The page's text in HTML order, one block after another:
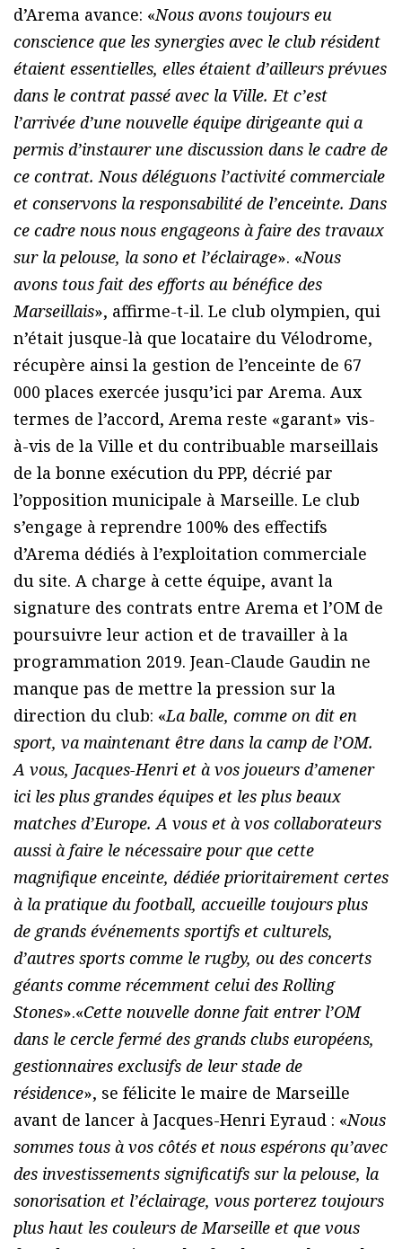
d’Arema avance: «Nous avons toujours eu
conscience que les synergies avec le club résident
étaient essentielles, elles étaient d’ailleurs prévues
dans le contrat passé avec la Ville. Et c’est
l’arrivée d’une nouvelle équipe dirigeante qui a
permis d’instaurer une discussion dans le cadre de
ce contrat. Nous déléguons l’activité commerciale
et conservons la responsabilité de l’enceinte. Dans
ce cadre nous nous engageons à faire des travaux
sur la pelouse, la sono et l’éclairage». «Nous
avons tous fait des efforts au bénéfice des
Marseillais», affirme-t-il. Le club olympien, qui
n’était jusque-là que locataire du Vélodrome,
récupère ainsi la gestion de l’enceinte de 67
000 places exercée jusqu’ici par Arema. Aux
termes de l’accord, Arema reste «garant» vis-
à-vis de la Ville et du contribuable marseillais
de la bonne exécution du PPP, décrié par
l’opposition municipale à Marseille. Le club
s’engage à reprendre 100% des effectifs
d’Arema dédiés à l’exploitation commerciale
du site. A charge à cette équipe, avant la
signature des contrats entre Arema et l’OM de
poursuivre leur action et de travailler à la
programmation 2019. Jean-Claude Gaudin ne
manque pas de mettre la pression sur la
direction du club: «La balle, comme on dit en
sport, va maintenant être dans la camp de l’OM.
A vous, Jacques-Henri et à vos joueurs d’amener
ici les plus grandes équipes et les plus beaux
matches d’Europe. A vous et à vos collaborateurs
aussi à faire le nécessaire pour que cette
magnifique enceinte, dédiée prioritairement certes
à la pratique du football, accueille toujours plus
de grands événements sportifs et culturels,
d’autres sports comme le rugby, ou des concerts
géants comme récemment celui des Rolling
Stones».«Cette nouvelle donne fait entrer l’OM
dans le cercle fermé des grands clubs européens,
gestionnaires exclusifs de leur stade de
résidence», se félicite le maire de Marseille
avant de lancer à Jacques-Henri Eyraud : «Nous
sommes tous à vos côtés et nous espérons qu’avec
des investissements significatifs sur la pelouse, la
sonorisation et l’éclairage, vous porterez toujours
plus haut les couleurs de Marseille et que vous